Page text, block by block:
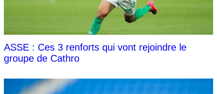
ASSE : Ces 3 renforts qui vont rejoindre le
groupe de Cathro